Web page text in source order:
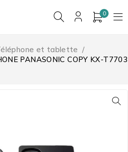
0
et tablette /
PANASONIC COPY KX-T7703